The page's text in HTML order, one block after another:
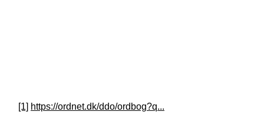
[1] https://ordnet.dk/ddo/ordbog?q...